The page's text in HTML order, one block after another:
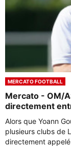
MERCATO FOOTBALL
Mercato - OM/
directement
Alors que Yoann
plusieurs clubs de
directement appelé